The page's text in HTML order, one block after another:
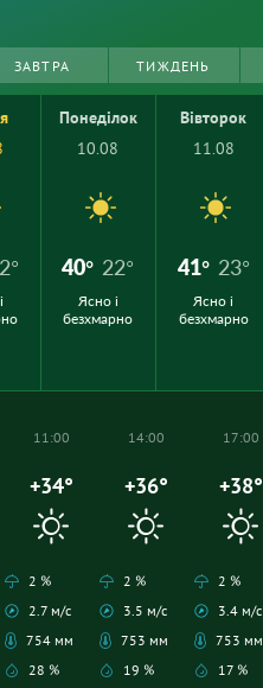
ЗАВТРА ТИЖДЕНЬ
Понеділок
10.08
40° 22°
Ясно і
безхмарно
Вівторок
11.08
41° 23°
Ясно і
безхмарно
11:00
+34°
2 %
2.7 м/с
754 мм
28 %
14:00
+36°
2 %
3.5 м/с
753 мм
19 %
17:00
+38°
2 %
3.4 м/с
753 мм
17 %